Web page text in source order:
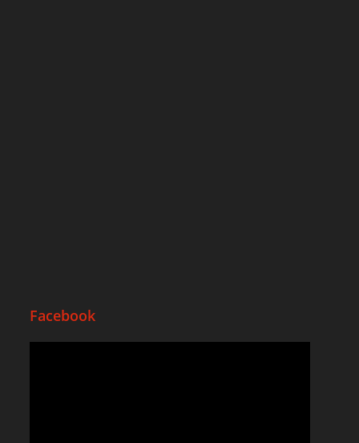
Facebook